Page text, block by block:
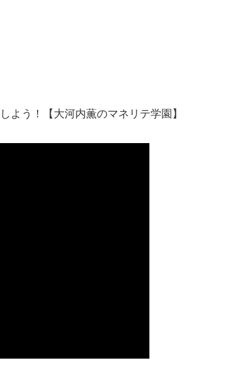
よう！【大河内薫のマネリテ学園】